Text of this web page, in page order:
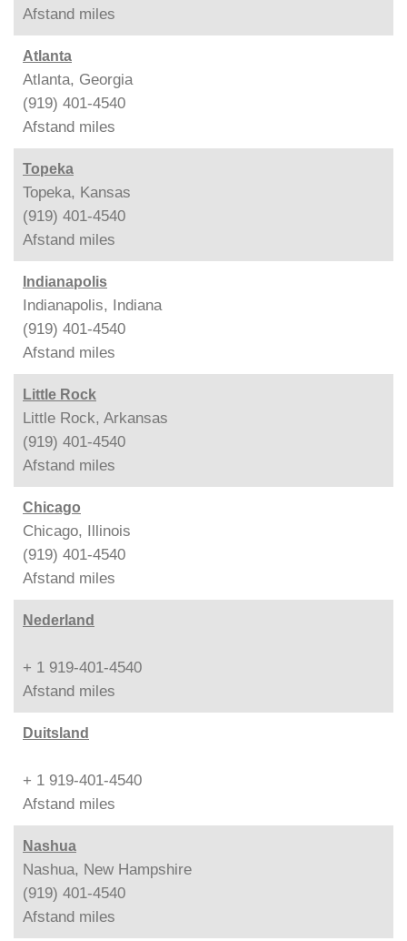
Afstand miles
Atlanta
Atlanta, Georgia
(919) 401-4540
Afstand miles
Topeka
Topeka, Kansas
(919) 401-4540
Afstand miles
Indianapolis
Indianapolis, Indiana
(919) 401-4540
Afstand miles
Little Rock
Little Rock, Arkansas
(919) 401-4540
Afstand miles
Chicago
Chicago, Illinois
(919) 401-4540
Afstand miles
Nederland
+ 1 919-401-4540
Afstand miles
Duitsland
+ 1 919-401-4540
Afstand miles
Nashua
Nashua, New Hampshire
(919) 401-4540
Afstand miles